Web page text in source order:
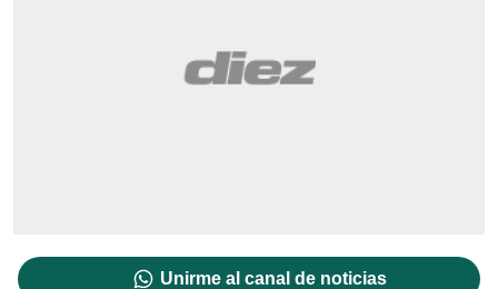
Unirme al canal de noticias